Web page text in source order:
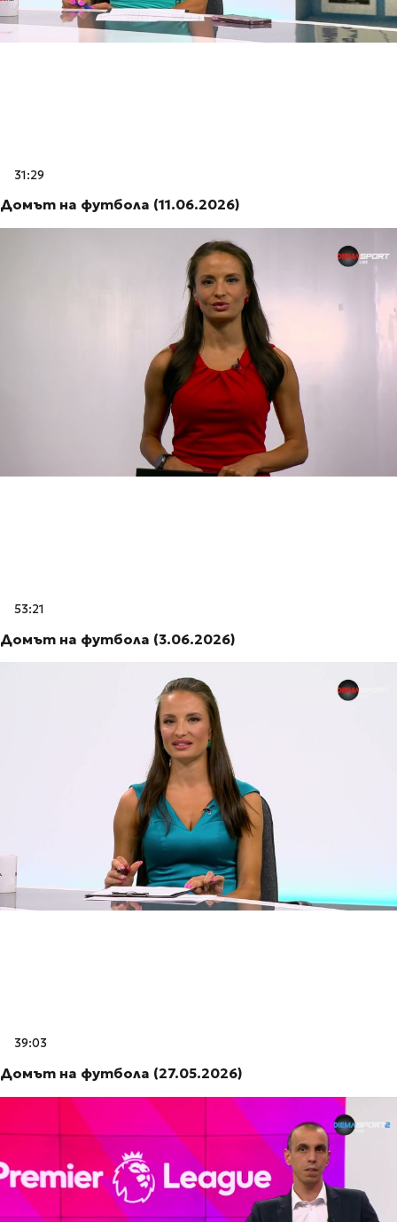
31:29
Домът на футбола (11.06.2026)
53:21
Домът на футбола (3.06.2026)
39:03
Домът на футбола (27.05.2026)